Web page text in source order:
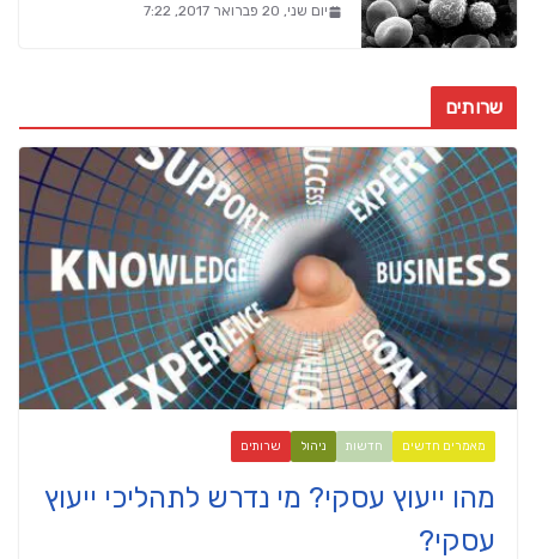
יום שני, 20 פברואר 2017, 7:22
שרותים
מאמרים חדשים חדשות ניהול שרותים
מהו ייעוץ עסקי? מי נדרש לתהליכי ייעוץ
עסקי?